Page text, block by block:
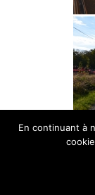
En continuant à